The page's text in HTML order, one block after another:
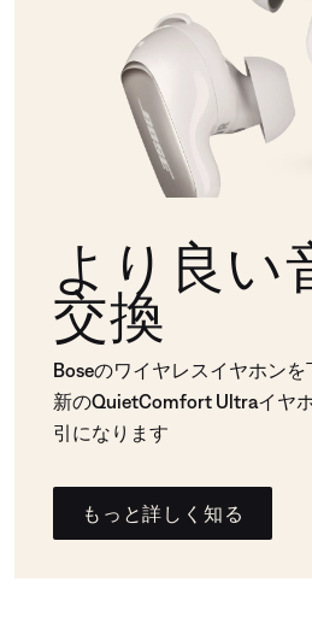
より良い
交換
Boseのワイヤレスイヤホン
新のQuietComfort Ultraイヤ
引になります
もっと詳しく知る